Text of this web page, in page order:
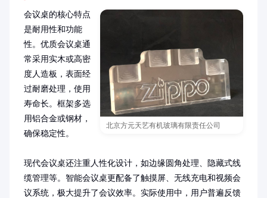
北京方元天艺有机玻璃有限责任公司
会议桌的核心特点
是耐用性和功能
性。优质会议桌通
常采用实木或高密
度人造板，表面经
过耐磨处理，使用
寿命长。框架多选
用铝合金或钢材，
确保稳定性。
现代会议桌还注重人性化设计，如边缘圆角处理、隐藏式线
缆管理等。智能会议桌更配备了触摸屏、无线充电和视频会
议系统，极大提升了会议效率。实际使用中，用户普遍反馈